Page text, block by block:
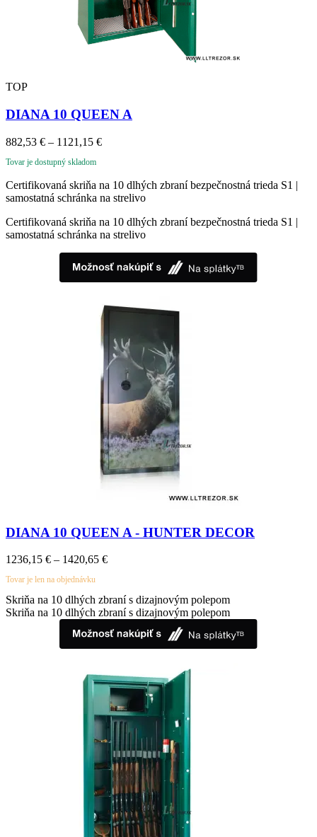
TOP
DIANA 10 QUEEN A
882,53 € – 1121,15 €Price
through
1121,15 €
Tovar je dostupný skladom
Certifikovaná skriňa na 10 dlhých zbraní bezpečnostná trieda S1 |
samostatná schránka na strelivo
Certifikovaná skriňa na 10 dlhých zbraní bezpečnostná trieda S1 |
samostatná schránka na strelivo
DIANA 10 QUEEN A - HUNTER DECOR
1236,15 € – 1420,65 €Price
through
1420,65 €
Tovar je len na objednávku
Skriňa na 10 dlhých zbraní s dizajnovým polepom
Skriňa na 10 dlhých zbraní s dizajnovým polepom